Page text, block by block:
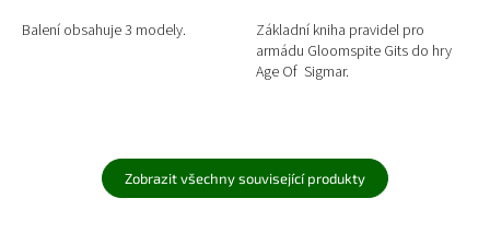
Balení obsahuje 3 modely.
Základní kniha pravidel pro
armádu Gloomspite Gits do hry
Age Of Sigmar.
Zobrazit všechny související produkty